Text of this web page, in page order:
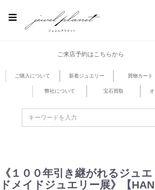
ご来店予約はこちらから
ご購入について 新着ジュエリー 買物カート
弊社について 宝石買取
《１００年引き継がれるジュ
ドメイドジュエリー展》【